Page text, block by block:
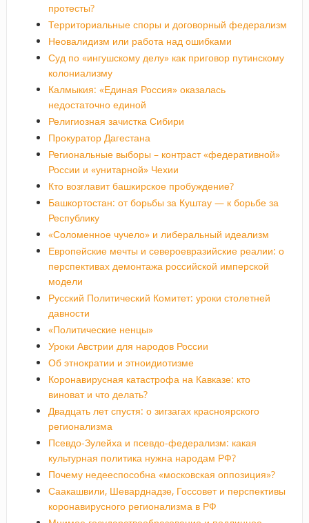
протесты?
Территориальные споры и договорный федерализм
Неовалидизм или работа над ошибками
Суд по «ингушскому делу» как приговор путинскому
колониализму
Калмыкия: «Единая Россия» оказалась
недостаточно единой
Религиозная зачистка Сибири
Прокуратор Дагестана
Региональные выборы – контраст «федеративной»
России и «унитарной» Чехии
Кто возглавит башкирское пробуждение?
Башкортостан: от борьбы за Куштау — к борьбе за
Республику
«Соломенное чучело» и либеральный идеализм
Европейские мечты и североевразийские реалии: о
перспективах демонтажа российской имперской
модели
Русский Политический Комитет: уроки столетней
давности
«Политические ненцы»
Уроки Австрии для народов России
Об этнократии и этноидиотизме
Коронавирусная катастрофа на Кавказе: кто
виноват и что делать?
Двадцать лет спустя: о зигзагах красноярского
регионализма
Псевдо-Зулейха и псевдо-федерализм: какая
культурная политика нужна народам РФ?
Почему недееспособна «московская оппозиция»?
Саакашвили, Шеварднадзе, Госсовет и перспективы
коронавирусного регионализма в РФ